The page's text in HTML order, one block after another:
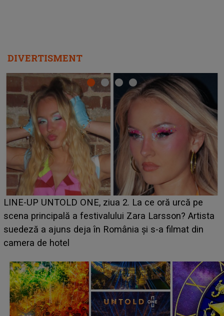
DIVERTISMENT
Ce a dezvăluit noua concurentă din "Casa Iubirii" l-a
luat prin surprindere pe Emanuel. CINE ESTE
BĂIATUL VIZAT de Alexandra?! Aflându-se în fața
faptului împlinit, A RECUNOSCUT IMEDIAT: "Am